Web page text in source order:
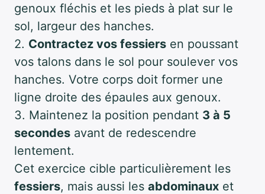
genoux fléchis et les pieds à plat sur le
sol, largeur des hanches.
2. Contractez vos fessiers en poussant
vos talons dans le sol pour soulever vos
hanches. Votre corps doit former une
ligne droite des épaules aux genoux.
3. Maintenez la position pendant 3 à 5
secondes avant de redescendre
lentement.
Cet exercice cible particulièrement les
fessiers, mais aussi les abdominaux et